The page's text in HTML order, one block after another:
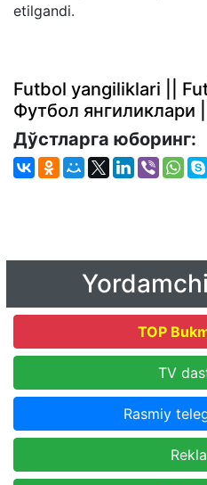
etilgandi.
Futbol yangiliklari ||
Футбол янгиликлари
Дўстларга юборинг:
TOP
TV
Rasmiy